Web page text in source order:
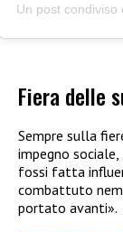
Un post condiviso
Fiera delle
Sempre sulla
impegno sociale,
fossi fatta
combattuto
portato avanti».